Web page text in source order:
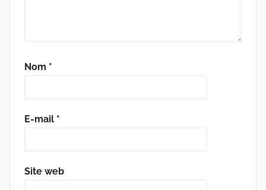
Nom *
E-mail *
Site web